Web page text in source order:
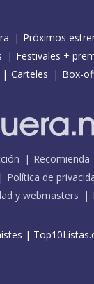
Próximos
Festivales +
Carteles Box-
Recomienda
Política de
y webmasters
|